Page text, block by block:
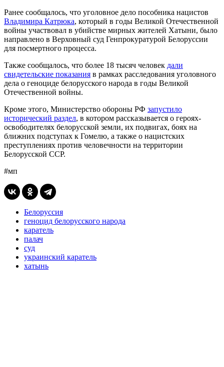
Ранее сообщалось, что уголовное дело пособника нацистов
Владимира Катрюка, который в годы Великой Отечественной
войны участвовал в убийстве мирных жителей Хатыни, было
направлено в Верховный суд Генпрокуратурой Белоруссии
для посмертного процесса.
Также сообщалось, что более 18 тысяч человек дали
свидетельские показания в рамках расследования уголовного
дела о геноциде белорусского народа в годы Великой
Отечественной войны.
Кроме этого, Министерство обороны РФ запустило
исторический раздел, в котором рассказывается о героях-
освободителях белорусской земли, их подвигах, боях на
ближних подступах к Гомелю, а также о нацистских
преступлениях против человечности на территории
Белорусской ССР.
#мп
Белоруссия
геноцид белорусского народа
каратель
палач
суд
украинский каратель
хатынь